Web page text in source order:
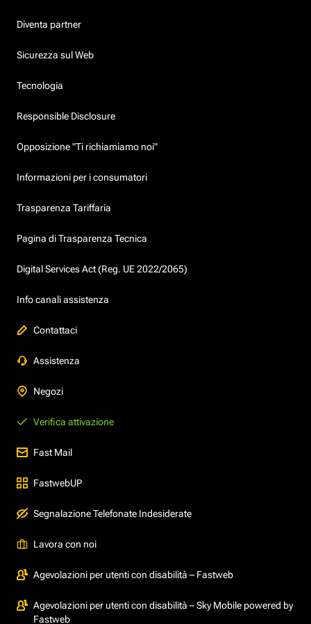
Diventa partner
Sicurezza sul Web
Tecnologia
Responsible Disclosure
Opposizione "Ti richiamiamo noi"
Informazioni per i consumatori
Trasparenza Tariffaria
Pagina di Trasparenza Tecnica
Digital Services Act (Reg. UE 2022/2065)
Info canali assistenza
Contattaci
Assistenza
Negozi
Verifica attivazione
Fast Mail
FastwebUP
Segnalazione Telefonate Indesiderate
Lavora con noi
Agevolazioni per utenti con disabilità – Fastweb
Agevolazioni per utenti con disabilità – Sky Mobile powered by
Fastweb